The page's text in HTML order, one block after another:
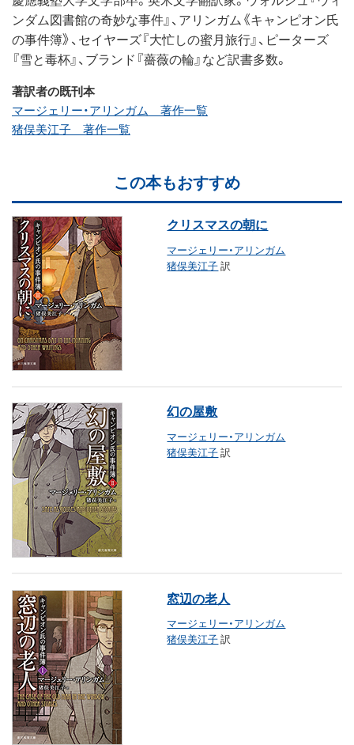
ンダム図書館の奇妙な事件』、アリンガム《キャンピオン氏
の事件簿》、セイヤーズ『大忙しの蜜月旅行』、ピーターズ
『雪と毒杯』、ブランド『薔薇の輪』など訳書多数。
著訳者の既刊本
マージェリー・アリンガム 著作一覧
猪俣美江子 著作一覧
この本もおすすめ
クリスマスの朝に
マージェリー・アリンガム
猪俣美江子訳
幻の屋敷
マージェリー・アリンガム
猪俣美江子訳
窓辺の老人
マージェリー・アリンガム
猪俣美江子訳